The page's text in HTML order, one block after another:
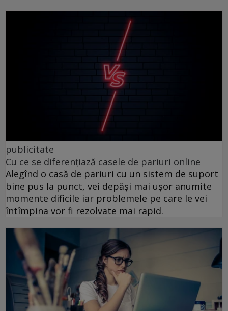
publicitate
Cu ce se diferențiază casele de pariuri online
Alegînd o casă de pariuri cu un sistem de suport
bine pus la punct, vei depăși mai ușor anumite
momente dificile iar problemele pe care le vei
întîmpina vor fi rezolvate mai rapid.